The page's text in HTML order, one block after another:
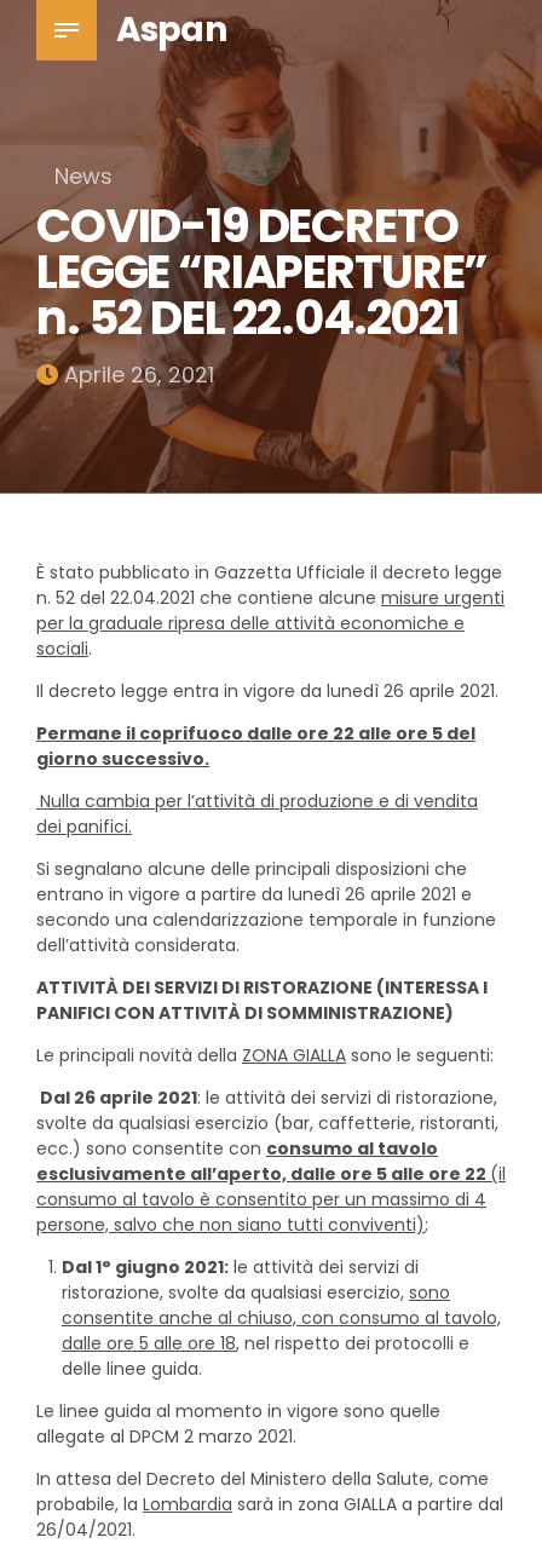
Aspan
News
COVID-19 DECRETO
LEGGE “RIAPERTURE”
n. 52 DEL 22.04.2021
Aprile 26, 2021
È stato pubblicato in Gazzetta Ufficiale il decreto legge
n. 52 del 22.04.2021 che contiene alcune misure urgenti
per la graduale ripresa delle attività economiche e
sociali.
Il decreto legge entra in vigore da lunedì 26 aprile 2021.
Permane il coprifuoco dalle ore 22 alle ore 5 del
giorno successivo.
Nulla cambia per l’attività di produzione e di vendita
dei panifici.
Si segnalano alcune delle principali disposizioni che
entrano in vigore a partire da lunedì 26 aprile 2021 e
secondo una calendarizzazione temporale in funzione
dell’attività considerata.
ATTIVITÀ DEI SERVIZI DI RISTORAZIONE (INTERESSA I
PANIFICI CON ATTIVITÀ DI SOMMINISTRAZIONE)
Le principali novità della ZONA GIALLA sono le seguenti:
Dal 26 aprile 2021: le attività dei servizi di ristorazione,
svolte da qualsiasi esercizio (bar, caffetterie, ristoranti,
ecc.) sono consentite con consumo al tavolo
esclusivamente all’aperto, dalle ore 5 alle ore 22 (il
consumo al tavolo è consentito per un massimo di 4
persone, salvo che non siano tutti conviventi);
Dal 1° giugno 2021: le attività dei servizi di
ristorazione, svolte da qualsiasi esercizio, sono
consentite anche al chiuso, con consumo al tavolo,
dalle ore 5 alle ore 18, nel rispetto dei protocolli e
delle linee guida.
Le linee guida al momento in vigore sono quelle
allegate al DPCM 2 marzo 2021.
In attesa del Decreto del Ministero della Salute, come
probabile, la Lombardia sarà in zona GIALLA a partire dal
26/04/2021.